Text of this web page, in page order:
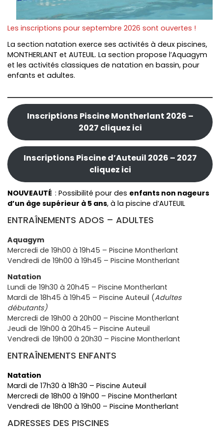
Les inscriptions pour septembre 2026 sont ouvertes !
La section natation exerce ses activités à deux piscines,
MONTHERLANT et AUTEUIL. La section propose l’Aquagym
et les activités classiques de natation en bassin, pour
enfants et adultes.
Inscriptions Piscine Montherlant 2026 –
2027 cliquez ici
Inscriptions Piscine d’Auteuil 2026 – 2027
cliquez ici
NOUVEAUTÉ : Possibilité pour des enfants non nageurs
d’un âge supérieur à 5 ans, à la piscine d’AUTEUIL
ENTRAÎNEMENTS ADOS – ADULTES
Aquagym
Mercredi de 19h00 à 19h45 – Piscine Montherlant
Vendredi de 19h00 à 19h45 – Piscine Montherlant
Natation
Lundi de 19h30 à 20h45 – Piscine Montherlant
Mardi de 18h45 à 19h45 – Piscine Auteuil (Adultes
débutants)
Mercredi de 19h00 à 20h00 – Piscine Montherlant
Jeudi de 19h00 à 20h45 – Piscine Auteuil
Vendredi de 19h00 à 20h30 – Piscine Montherlant
ENTRAÎNEMENTS ENFANTS
Natation
Mardi de 17h30 à 18h30 – Piscine Auteuil
Mercredi de 18h00 à 19h00 – Piscine Montherlant
Vendredi de 18h00 à 19h00 – Piscine Montherlant
ADRESSES DES PISCINES